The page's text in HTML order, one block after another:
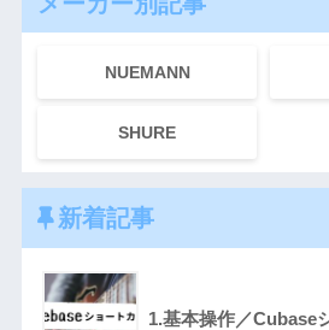
NUEMANN
SHURE
新着記事
1.基本操作／Cubase